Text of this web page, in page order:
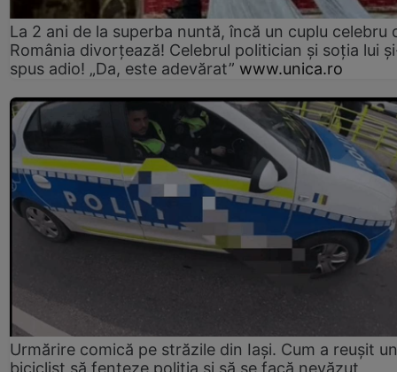
La 2 ani de la superba nuntă, încă un cuplu celebru
România divorțează! Celebrul politician și soția lui
spus adio! „Da, este adevărat” www.unica.ro
Urmărire comică pe străzile din Iași. Cum a reușit un
biciclist să fenteze poliția și să se facă nevăzut